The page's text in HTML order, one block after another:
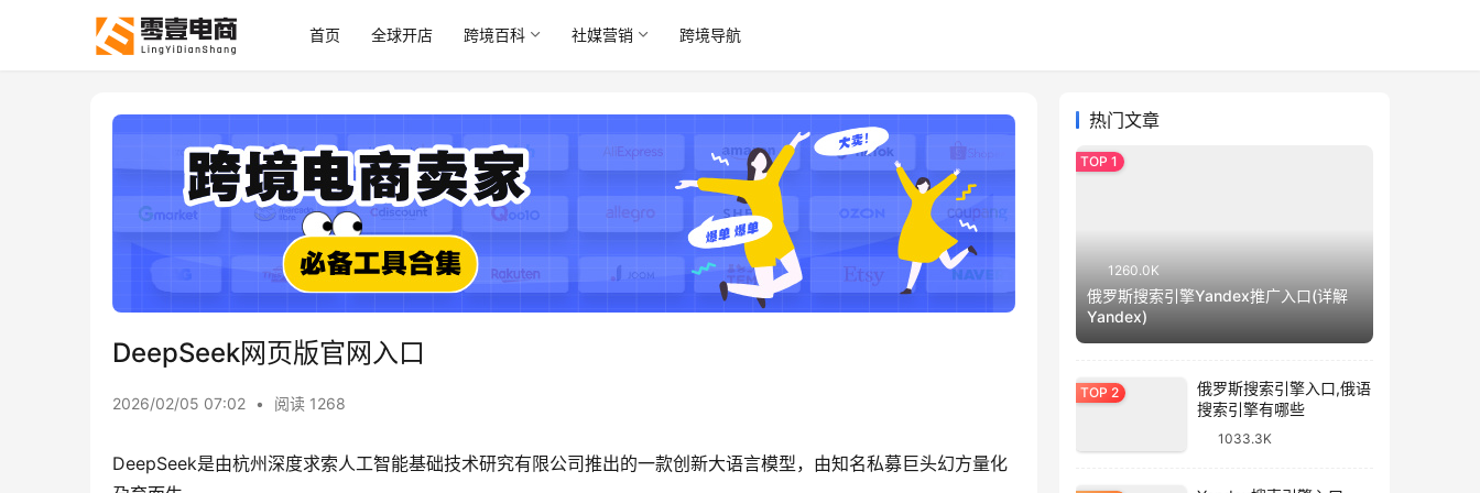
首页 全球开店 跨境百科 社媒营销 跨境导航
DeepSeek网页版官网入口
2026/02/05 07:02 • 阅读 1268
DeepSeek是由杭州深度求索人工智能基础技术研究有限公司推出的一款创新大语言模型，由知名私募巨头幻方量化
热门文章
1260.0K
俄罗斯搜索引擎Yandex推广入口(详解
Yandex)
俄罗斯搜索引擎入口,俄语
搜索引擎有哪些
1033.3K